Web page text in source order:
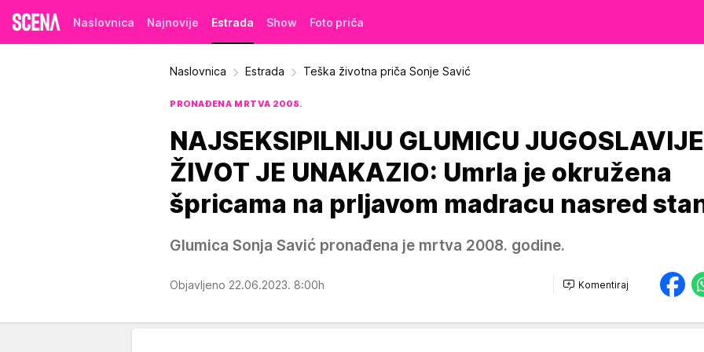
Naslovnica Najnovije Estrada Show Foto priča
Naslovnica Estrada Teška životna priča Sonje Savić
PRONAĐENA MRTVA 2008.
NAJSEKSIPILNIJU GLUMICU JUGOSLAVIJE
ŽIVOT JE UNAKAZIO: Umrla je okružena
špricama na prljavom madracu nasred
Glumica Sonja Savić pronađena je mrtva 2008. godine.
Objavljeno 22.06.2023. 8:00h Komentiraj